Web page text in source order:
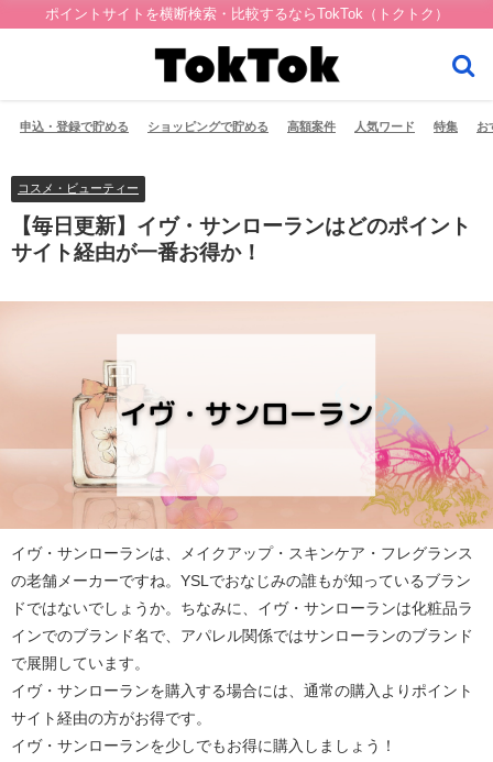
ポイントサイトを横断検索・比較するならTokTok（トクトク）
申込・登録で貯める ショッピングで貯める 高額案件 人気ワード 特集 お
コスメ・ビューティー
【毎日更新】イヴ・サンローランはどのポイント
サイト経由が一番お得か！
イヴ・サンローランは、メイクアップ・スキンケア・フレグランス
の老舗メーカーですね。YSLでおなじみの誰もが知っているブラン
ドではないでしょうか。ちなみに、イヴ・サンローランは化粧品ラ
インでのブランド名で、アパレル関係ではサンローランのブランド
で展開しています。
イヴ・サンローランを購入する場合には、通常の購入より ポイント
サイト経由の方がお得です。
イヴ・サンローランを少しでもお得に購入しましょう！